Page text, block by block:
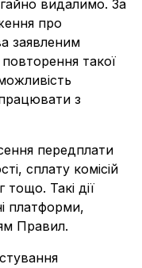
видалимо. За
про
заявленим
такої
з
передплати
сплату комісій
тощо. Такі дії
платформи,
Правил.